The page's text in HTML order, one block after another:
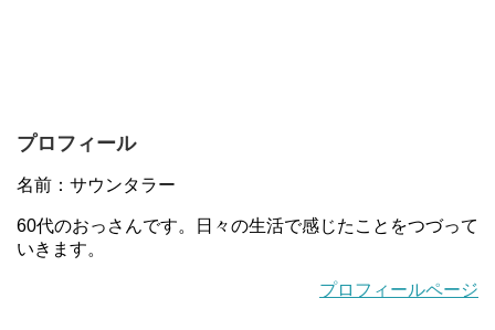
プロフィール
名前：サウンタラー
60代のおっさんです。日々の生活で感じたことをつづって
いきます。
プロフィールページ